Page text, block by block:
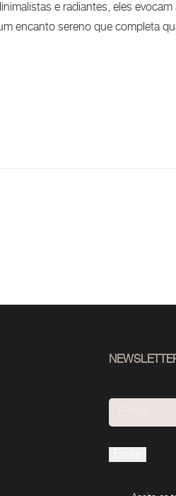
e radiantes, eles
encanto sereno que completa